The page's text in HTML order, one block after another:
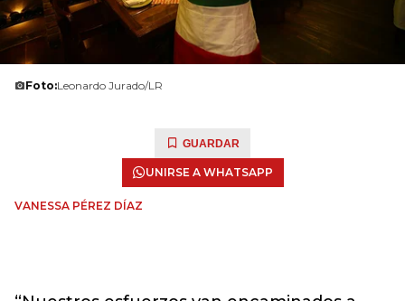
Foto:Leonardo Jurado/LR
GUARDAR
UNIRSE A WHATSAPP
VANESSA PÉREZ DÍAZ